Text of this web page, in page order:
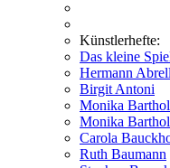
Künstlerhefte:
Das kleine
Hermann Abrell
Birgit Antoni
Monika
Monika
Carola
Ruth Baumann